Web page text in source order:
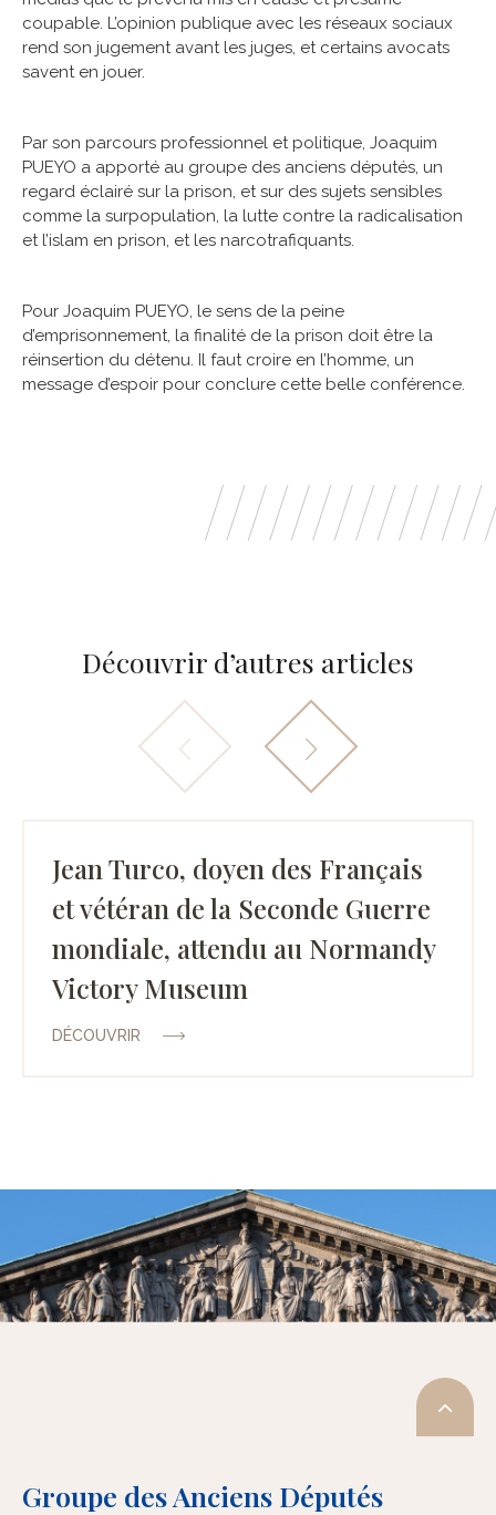
coupable. L’opinion publique avec les réseaux sociaux
rend son jugement avant les juges, et certains avocats
savent en jouer.
Par son parcours professionnel et politique, Joaquim
PUEYO a apporté au groupe des anciens députés, un
regard éclairé sur la prison, et sur des sujets sensibles
comme la surpopulation, la lutte contre la radicalisation
et l’islam en prison, et les narcotrafiquants.
Pour Joaquim PUEYO, le sens de la peine
d’emprisonnement, la finalité de la prison doit être la
réinsertion du détenu. Il faut croire en l’homme, un
message d’espoir pour conclure cette belle conférence.
Découvrir d’autres articles
Jean Turco, doyen des Français
et vétéran de la Seconde Guerre
mondiale, attendu au Normandy
Victory Museum
DÉCOUVRIR
Groupe des Anciens Députés